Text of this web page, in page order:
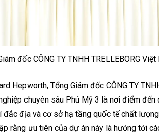
đốc CÔNG TY TNHH TRELLEBORG Việt
Hepworth, Tổng Giám đốc CÔNG TY
chuyên sâu Phú Mỹ 3 là nơi điểm
đắc địa và cơ sở hạ tầng quốc tế chất
rằng ưu tiên của dự án này là hướng tới